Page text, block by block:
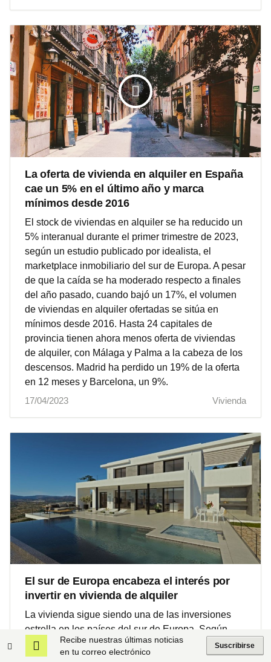
La oferta de vivienda en alquiler en España
cae un 5% en el último año y marca
mínimos desde 2016
El stock de viviendas en alquiler se ha reducido un
5% interanual durante el primer trimestre de 2023,
según un estudio publicado por idealista, el
marketplace inmobiliario del sur de Europa. A pesar
de que la caída se ha moderado respecto a finales
del año pasado, cuando bajó un 17%, el volumen
de viviendas en alquiler ofertadas se sitúa en
mínimos desde 2016. Hasta 24 capitales de
provincia tienen ahora menos oferta de viviendas
de alquiler, con Málaga y Palma a la cabeza de los
descensos. Madrid ha perdido un 19% de la oferta
en 12 meses y Barcelona, un 9%.
17/04/2023
Vivienda
El sur de Europa encabeza el interés por
invertir en vivienda de alquiler
La vivienda sigue siendo una de las inversiones
estrella en los países del sur de Europa. Según
Masteos, la compañía especializada en inversión
en alquiler llave en mano, en España, Portugal e
Recibe nuestras últimas noticias
en tu correo electrónico
Suscribirse